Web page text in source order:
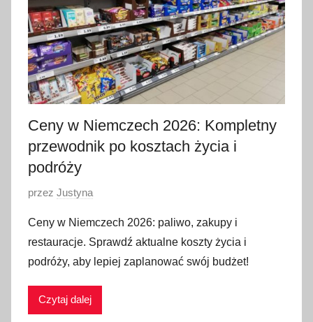
2
0
2
6
Ceny w Niemczech 2026: Kompletny
przewodnik po kosztach życia i
podróży
O
u
b
l
i
przez Justyna
Ceny w Niemczech 2026: paliwo, zakupy i
restauracje. Sprawdź aktualne koszty życia i
podróży, aby lepiej zaplanować swój budżet!
Czytaj dalej